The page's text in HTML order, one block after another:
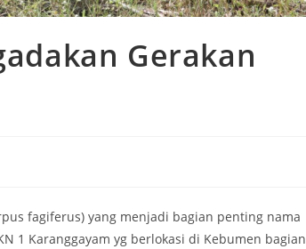
Gerakan
fagiferus) yang menjadi bagian penting nama
1 Karanggayam yg berlokasi di Kebumen bagian